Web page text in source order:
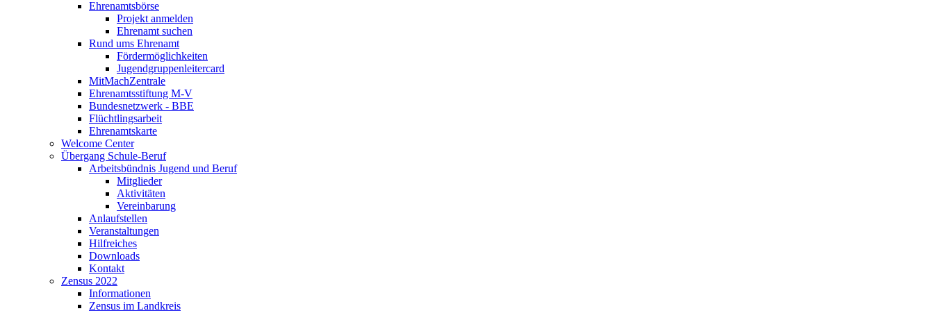
Ehrenamtsbörse
Projekt anmelden
Ehrenamt suchen
Rund ums Ehrenamt
Fördermöglichkeiten
Jugendgruppenleitercard
MitMachZentrale
Ehrenamtsstiftung M-V
Bundesnetzwerk - BBE
Flüchtlingsarbeit
Ehrenamtskarte
Welcome Center
Übergang Schule-Beruf
Arbeitsbündnis Jugend und Beruf
Mitglieder
Aktivitäten
Vereinbarung
Anlaufstellen
Veranstaltungen
Hilfreiches
Downloads
Kontakt
Zensus 2022
Informationen
Zensus im Landkreis